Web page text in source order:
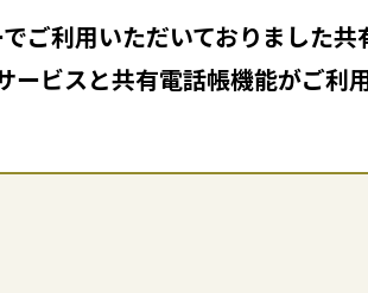
ご利用いただいておりました
ビスと共有電話帳機能がご利